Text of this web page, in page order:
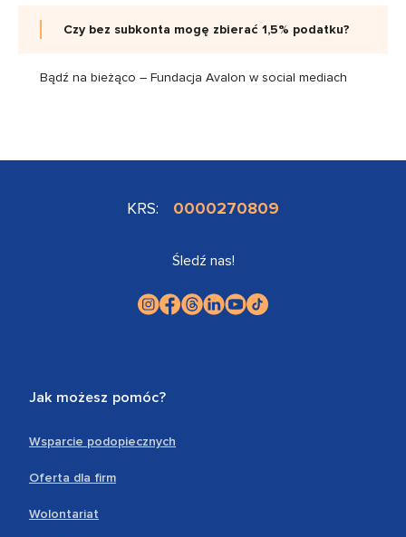
Czy bez subkonta mogę zbierać 1,5% podatku?
Bądź na bieżąco – Fundacja Avalon w social mediach
KRS: 0000270809
Śledź nas!
Jak możesz pomóc?
Wsparcie podopiecznych
Oferta dla firm
Wolontariat